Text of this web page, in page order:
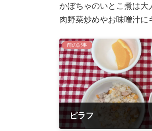
かぼちゃのいとこ煮は大
肉野菜炒めやお味噌汁
前の記事
ピラフ